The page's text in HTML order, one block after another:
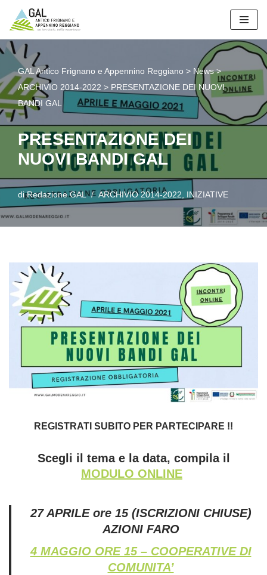
Vai
al
contenuto
GAL Antico Frignano e Appennino Reggiano > News>
ARCHIVIO 2014-2022 > PRESENTAZIONE DEI NUOVI
BANDI GAL
PRESENTAZIONE DEI
NUOVI BANDI GAL
diRedazione GAL ARCHIVIO 2014-2022 INIZIATIVE
REGISTRATI SUBITO PER PARTECIPARE !!
Scegli il tema e la data, compila il
MODULO ONLINE
27 APRILE ore 15 (ISCRIZIONI CHIUSE)
AZIONI FARO
4 MAGGIO ORE 15 – COOPERATIVE DI
COMUNITA’